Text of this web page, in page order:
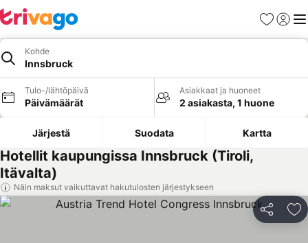
Suosikit
Kohde
Innsbruck
Tulo-/lähtöpäivä
Päivämäärät
Asiakkaat ja huoneet
2 asiakasta, 1 huone
Järjestä Suodata Kartta
Hotellit kaupungissa Innsbruck (Tiroli,
Itävalta)
Näin maksut vaikuttavat hakutulosten järjestykseen
Jaa